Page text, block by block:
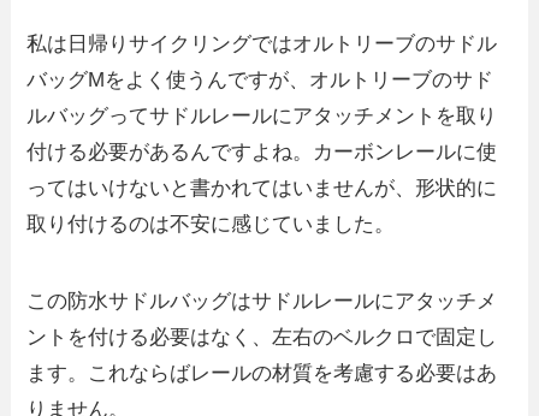
私は日帰りサイクリングではオルトリーブのサドル
バッグMをよく使うんですが、オルトリーブのサド
ルバッグってサドルレールにアタッチメントを取り
付ける必要があるんですよね。カーボンレールに使
ってはいけないと書かれてはいませんが、形状的に
取り付けるのは不安に感じていました。
この防水サドルバッグはサドルレールにアタッチメ
ントを付ける必要はなく、左右のベルクロで固定し
ます。これならばレールの材質を考慮する必要はあ
りません。